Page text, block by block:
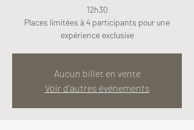
12h30
Places limitées à 4 participants pour une
expérience exclusive
Aucun billet en vente
Voir d'autres événements